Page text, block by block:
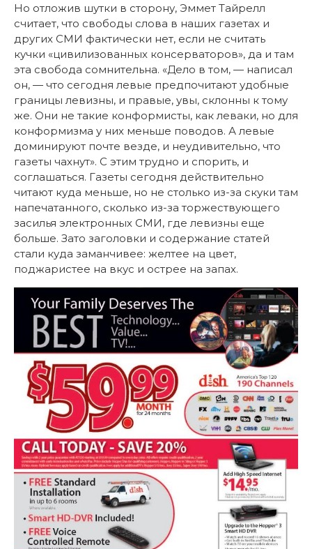
Но отложив шутки в сторону, Эммет Тайрелл
считает, что свободы слова в наших газетах и
других СМИ фактически нет, если не считать
кучки «цивилизованных консерваторов», да и там
эта свобода сомнительна. «Дело в том, — написал
он, — что сегодня левые предпочитают удобные
границы левизны, и правые, увы, склонны к тому
же. Они не такие конформисты, как леваки, но для
конформизма у них меньше поводов. А левые
доминируют почте везде, и неудивительно, что
газеты чахнут». С этим трудно и спорить, и
соглашаться. Газеты сегодня действительно
читают куда меньше, но не столько из-за скуки там
напечатанного, сколько из-за торжествующего
засилья электронных СМИ, где левизны еще
больше. Зато заголовки и содержание статей
стали куда заманчивее: желтее на цвет,
поджаристее на вкус и острее на запах.